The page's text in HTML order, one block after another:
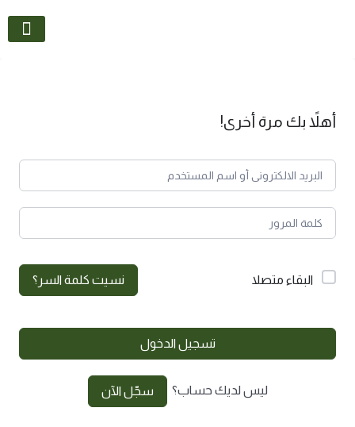
أهلاً بك مرة أخرى!
البقاء متصلا نسيت كلمة السر؟
تسجيل الدخول
ليس لديك حساب؟ سجّل الآن